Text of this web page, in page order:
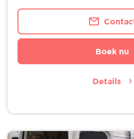
Boek nu
Details